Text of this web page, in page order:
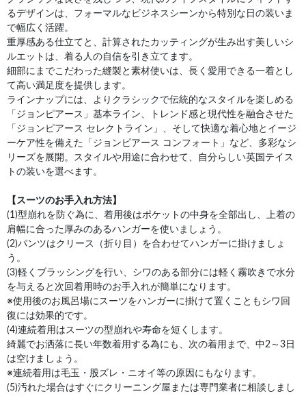
るデザインは、フォーマルなビジネスシーンから特別な日の装いま
で幅広く活躍。
重厚感ある仕立てと、計算されたカッティングが生み出す美しいシ
ルエットは、着る人の自信を引き立てます。
細部にまでこだわった縫製と素材使いは、長く愛用できる一着とし
て高い満足度を提供します。
ラインナップには、よりクラシックで伝統的なスタイルを楽しめる
「ジョンピアース」基本ライン、トレンド感と現代性を融合させた
「ジョンピアース セレクトライン」、そして快適な着心地とイージ
ーケア性を備えた「ジョンピアース コンフォート」など、多彩なシ
リーズを展開。スタイルや用途に合わせて、自分らしい英国テイス
トの装いを選べます。
【スーツのお手入れ方法】
(1)型崩れを防ぐ為に、着用後はポケットの中身を全部出し、上着の
肩幅に合った厚みのあるハンガーを使いましょう。
(2)パンツはクリース（折り目）を合わせてハンガーに掛けましょ
う。
(3)軽くブラッシングを行い、シワのある部分には軽く霧吹きで水分
を与えると次回着用時のお手入れが簡単になります。
※使用後のお風呂場にスーツをハンガーに掛けて置くこともシワ回
復には効果的です。
(4)連続着用はスーツの型崩れや寿命を短くします。
綺麗でお洒落に長い年数着用する為にも、次の着用まで、中2～3日
は空けましょう。
※連続着用は毛玉・股ズレ・ニオイ等の原因にもなります。
(5)汚れた場合はすぐにクリーニング屋または専門業者に相談しまし